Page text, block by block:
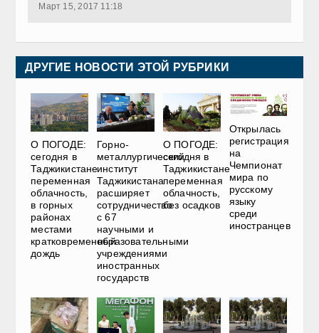
Март 15, 2017 11:18
ДРУГИЕ НОВОСТИ ЭТОЙ РУБРИКИ
О ПОГОДЕ:
сегодня в
Таджикистане
переменная
облачность,
в горных
районах
местами
кратковременный
дождь
Горно-
металлургический
институт
Таджикистана
расширяет
сотрудничество
с 67
научными и
образовательными
учреждениями
иностранных
государств
О ПОГОДЕ:
сегодня в
Таджикистане
переменная
облачность,
без осадков
Открылась
регистрация
на
Чемпионат
мира по
русскому
языку
среди
иностранцев